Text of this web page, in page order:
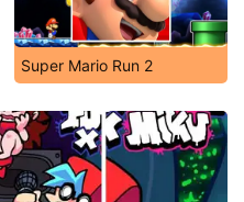
Super Mario Run 2